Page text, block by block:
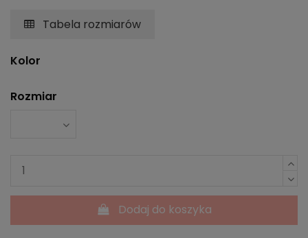
Tabela rozmiarów
Kolor
Rozmiar
Dodaj do koszyka